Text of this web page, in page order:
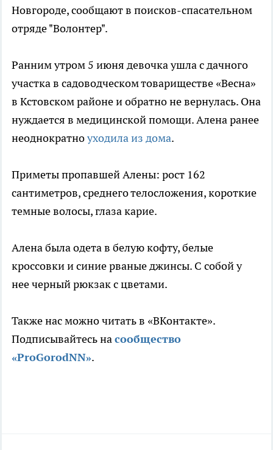
Новгороде, сообщают в поисков-спасательном
отряде "Волонтер".
Ранним утром 5 июня девочка ушла с дачного
участка в садоводческом товариществе «Весна»
в Кстовском районе и обратно не вернулась. Она
нуждается в медицинской помощи. Алена ранее
неоднократноуходила из дома.
Приметы пропавшей Алены: рост 162
сантиметров, среднего телосложения, короткие
темные волосы, глаза карие.
Алена была одета в белую кофту, белые
кроссовки и синие рваные джинсы. С собой у
нее черный рюкзак с цветами.
Также нас можно читать в «ВКонтакте».
Подписывайтесь насообщество
«ProGorodNN».